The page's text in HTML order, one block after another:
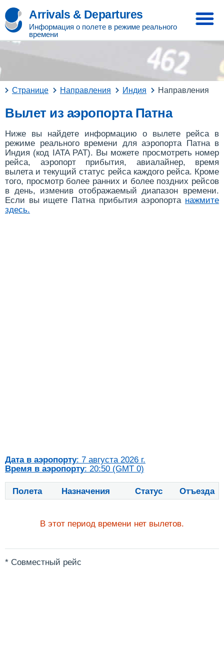
Arrivals & Departures
Информация о полете в режиме реального
времени
Странице Направления Индия Направления
Вылет из аэропорта Патна
Ниже вы найдете информацию о вылете рейса в
режиме реального времени для аэропорта Патна в
Индия (код IATA PAT). Вы можете просмотреть номер
рейса, аэропорт прибытия, авиалайнер, время
вылета и текущий статус рейса каждого рейса. Кроме
того, просмотр более ранних и более поздних рейсов
в день, изменив отображаемый диапазон времени.
Если вы ищете Патна прибытия аэропорта нажмите
здесь.
Дата в аэропорту: 7 августа 2026 г.
Время в аэропорту: 20:50 (GMT 0)
Полета Назначения Статус Отъезда
В этот период времени нет вылетов.
* Совместный рейс